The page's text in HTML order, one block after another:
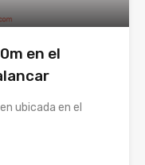
en el
ubicada en el